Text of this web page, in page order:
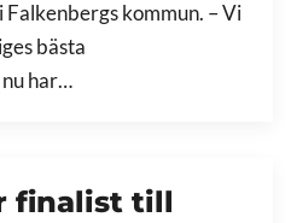
kommun. – Vi
bästa
nu har…
finalist till